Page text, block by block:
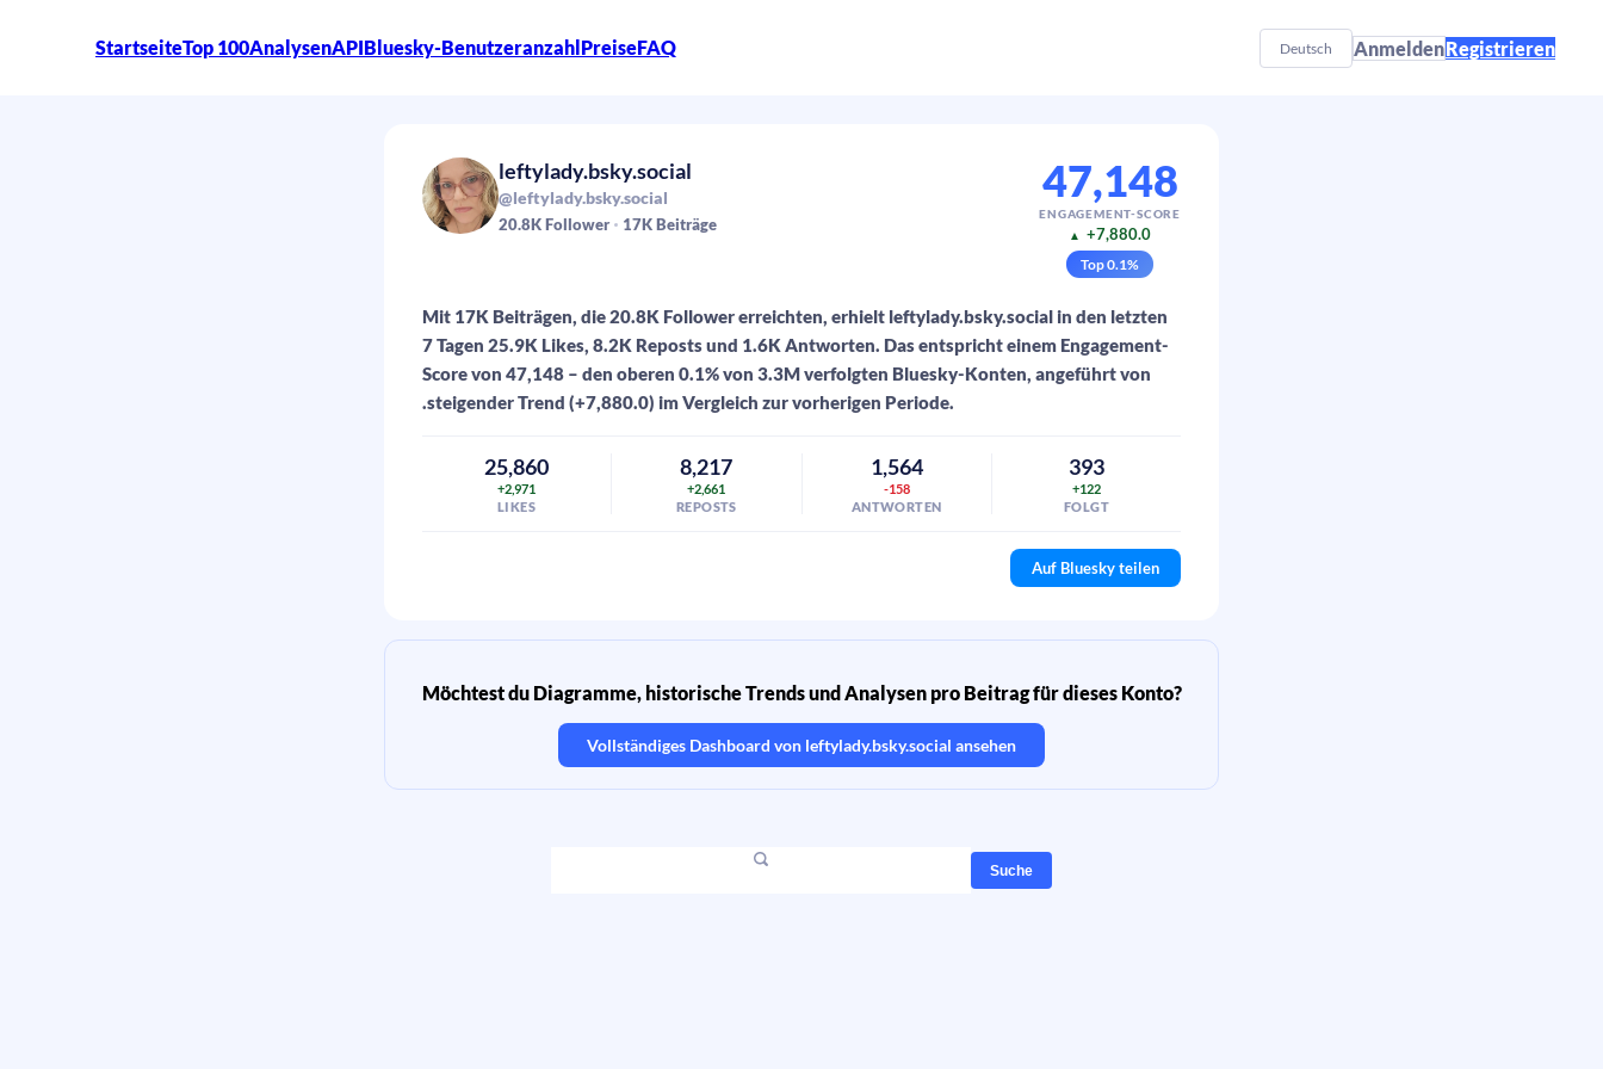
StartseiteTop 100AnalysenAPIBluesky-BenutzeranzahlPreiseFAQ Deutsch AnmeldenRegistrieren
leftylady.bsky.social
@leftylady.bsky.social
20.8KFollower 17KBeiträge
47,148
ENGAGEMENT-SCORE
▲ +7,880.0
Top0.1%
Mit 17K Beiträgen, die 20.8K Follower erreichten, erhielt leftylady.bsky.social in den letzten
7 Tagen 25.9K Likes, 8.2K Reposts und 1.6K Antworten. Das entspricht einem Engagement-
Score von 47,148 – den oberen 0.1% von 3.3M verfolgten Bluesky-Konten, angeführt von
.steigender Trend (+7,880.0) im Vergleich zur vorherigen Periode.
25,860
+2,971
LIKES
8,217
+2,661
REPOSTS
1,564
-158
ANTWORTEN
393
+122
FOLGT
Auf Bluesky teilen
Möchtest du Diagramme, historische Trends und Analysen pro Beitrag für dieses Konto?
Vollständiges Dashboard von leftylady.bsky.social ansehen
Suche